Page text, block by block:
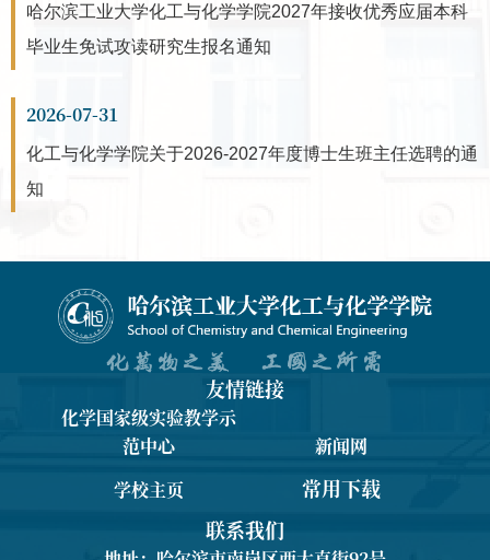
哈尔滨工业大学化工与化学学院2027年接收优秀应届本科
毕业生免试攻读研究生报名通知
2026-07-31
化工与化学学院关于2026-2027年度博士生班主任选聘的通
知
友情链接
化学国家级实验教学示
范中心
新闻网
学校主页
常用下载
联系我们